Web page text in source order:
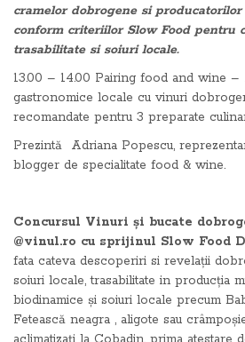
cramelor dobrogene si
conform criteriilor Slow Food pentru
trasabilitate si soiuri locale.
13.00 – 14.00 Pairing food and wine
gastronomice locale cu vinuri
recomandate pentru 3 preparate
Prezintă Adriana Popescu,
blogger de specialitate food & wine.
Concursul Vinuri și bucate
@vinul.ro cu sprijinul Slow Food
fata cateva descoperiri si revelații
soiuri locale, trasabilitate in producția
biodinamice și soiuri locale precum
Fetească neagra , aligote sau